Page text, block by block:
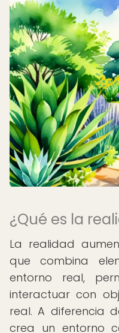
¿Qué es la
La realidad
que combina
entorno real,
interactuar con
real. A diferencia
crea un entorno